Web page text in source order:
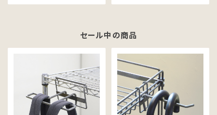
セール中の商品